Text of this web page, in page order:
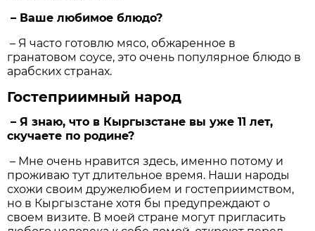
– Ваше любимое блюдо?
– Я часто готовлю мясо, обжаренное в
гранатовом соусе, это очень популярное блюдо в
арабских странах.
Гостеприимный народ
– Я знаю, что в Кыргызстане вы уже 11 лет,
скучаете по родине?
– Мне очень нравится здесь, именно потому и
проживаю тут длительное время. Наши народы
схожи своим дружелюбием и гостеприимством,
но в Кыргызстане хотя бы предупреждают о
своем визите. В моей стране могут пригласить